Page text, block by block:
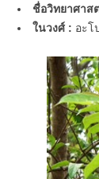
ชื่อวิทยาศาส
ในวงศ์ : อะโ